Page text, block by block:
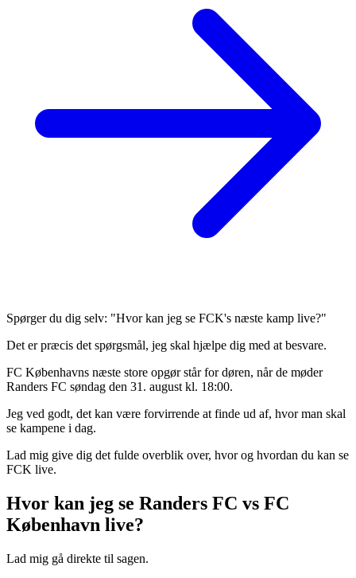
Spørger du dig selv: "Hvor kan jeg se FCK's næste kamp live?"
Det er præcis det spørgsmål, jeg skal hjælpe dig med at besvare.
FC Københavns næste store opgør står for døren, når de møder
Randers FC søndag den 31. august kl. 18:00.
Jeg ved godt, det kan være forvirrende at finde ud af, hvor man skal
se kampene i dag.
Lad mig give dig det fulde overblik over, hvor og hvordan du kan se
FCK live.
Hvor kan jeg se Randers FC vs FC
København live?
Lad mig gå direkte til sagen.